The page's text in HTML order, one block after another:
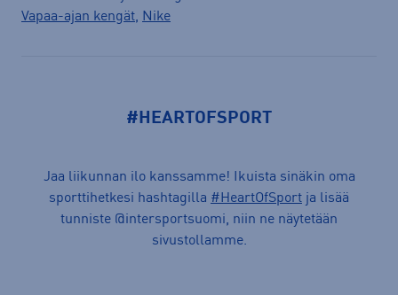
Vapaa-ajan kengät, Nike
#HEARTOFSPORT
Jaa liikunnan ilo kanssamme! Ikuista sinäkin oma
sporttihetkesi hashtagilla #HeartOfSport ja lisää
tunniste @intersportsuomi, niin ne näytetään
sivustollamme.